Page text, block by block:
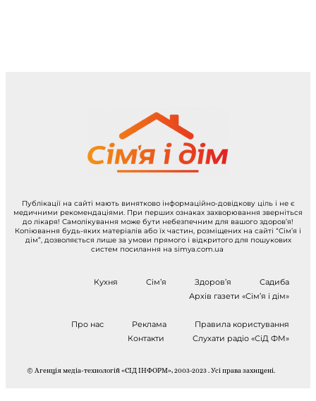
Публікації на сайті мають винятково інформаційно-довідкову ціль і не є
медичними рекомендаціями. При перших ознаках захворювання зверніться
до лікаря! Самолікування може бути небезпечним для вашого здоров’я!
Копіювання будь-яких матеріалів або їх частин, розміщених на сайті “Сім’я і
дім”, дозволяється лише за умови прямого і відкритого для пошукових
систем посилання на simya.com.ua
Кухня Сім’я Здоров’я
Садиба
Архів газети «Сім’я і дім»
Про нас Реклама
Правила користування
Контакти
Слухати радіо «СіД ФМ»
© Агенція медіа-технологій «СІД ІНФОРМ», 2003-2023 . Усі права захищені.